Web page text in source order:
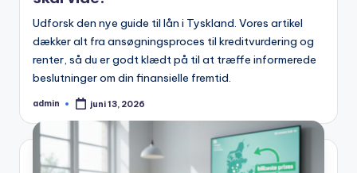
Udforsk den nye guide til lån i Tyskland. Vores artikel
dækker alt fra ansøgningsproces til kreditvurdering og
renter, så du er godt klædt på til at træffe informerede
beslutninger om din finansielle fremtid.
Posted
admin juni 13, 2026